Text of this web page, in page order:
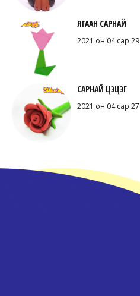
ЯГААН САРНАЙ
2021 он 04 сар 29
САРНАЙ ЦЭЦЭГ
2021 он 04 сар 27